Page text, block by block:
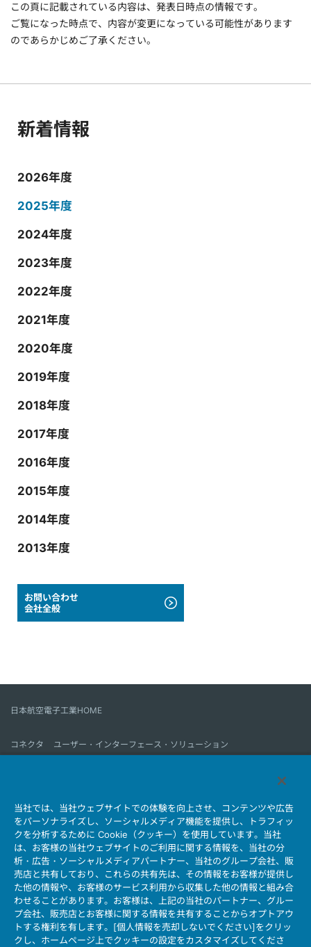
この頁に記載されている内容は、発表日時点の情報です。
ご覧になった時点で、内容が変更になっている可能性があります
のであらかじめご了承ください。
新着情報
2026年度
2025年度
2024年度
2023年度
2022年度
2021年度
2020年度
2019年度
2018年度
2017年度
2016年度
2015年度
2014年度
2013年度
お問い合わせ
会社全般
日本航空電子工業HOME
コネクタ
ユーザー・インターフェース・ソリューション
会社情報 サステナビリティ IR情報 採用情報
会社情報新着一覧
製品情報新着一覧
サイトマップ お問い合わせ
個人情報保護ポリシー
JAE Cookie Policy
ウェブアクセシビリティ方針
マイナンバー情報保護ポリシー
当社ウェブサイトのご利用について
ソーシャルメディア公式アカウント運用ポリシー
当社では、当社ウェブサイトでの体験を向上させ、コンテンツや広告
をパーソナライズし、ソーシャルメディア機能を提供し、トラフィッ
クを分析するために Cookie（クッキー）を使用しています。当社
は、お客様の当社ウェブサイトのご利用に関する情報を、当社の分
析・広告・ソーシャルメディアパートナー、当社のグループ会社、販
売店と共有しており、これらの共有先は、その情報をお客様が提供し
た他の情報や、お客様のサービス利用から収集した他の情報と組み合
わせることがあります。お客様は、上記の当社のパートナー、グルー
プ会社、販売店とお客様に関する情報を共有することからオプトアウ
トする権利を有します。[個人情報を売却しないでください]をクリッ
クし、ホームページ上でクッキーの設定をカスタマイズしてくださ